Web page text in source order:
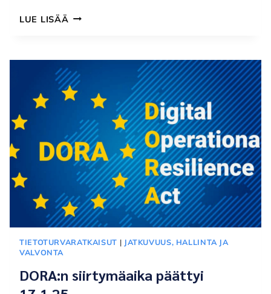
LUE LISÄÄ IBM
TIETOTURVARATKAISUT | JATKUVUUS, HALLINTA JA
VALVONTA
DORA:n siirtymäaika päättyi